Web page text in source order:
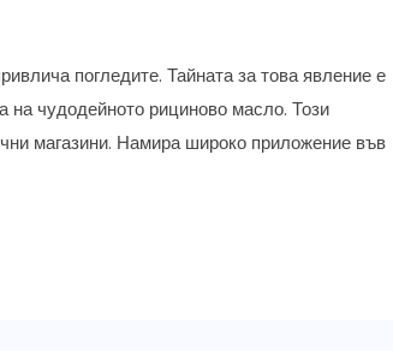
погледите. Тайната за това явление е
на чудодейното рициново масло. Този
магазини. Намира широко приложение във